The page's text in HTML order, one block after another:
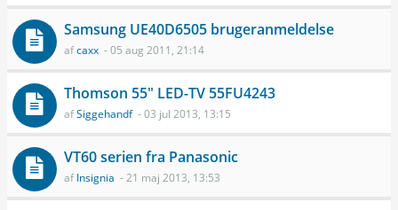
Samsung UE40D6505 brugeranmeldelse
afcaxx - 05 aug 2011, 21:14
Thomson 55" LED-TV 55FU4243
afSiggehandf- 03 jul 2013, 13:15
VT60 serien fra Panasonic
afInsignia - 21 maj 2013, 13:53